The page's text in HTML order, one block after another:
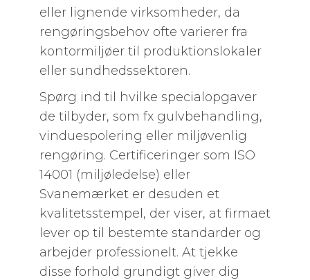
eller lignende virksomheder, da
rengøringsbehov ofte varierer fra
kontormiljøer til produktionslokaler
eller sundhedssektoren.
Spørg ind til hvilke specialopgaver
de tilbyder, som fx gulvbehandling,
vinduespolering eller miljøvenlig
rengøring. Certificeringer som ISO
14001 (miljøledelse) eller
Svanemærket er desuden et
kvalitetsstempel, der viser, at firmaet
lever op til bestemte standarder og
arbejder professionelt. At tjekke
disse forhold grundigt giver dig